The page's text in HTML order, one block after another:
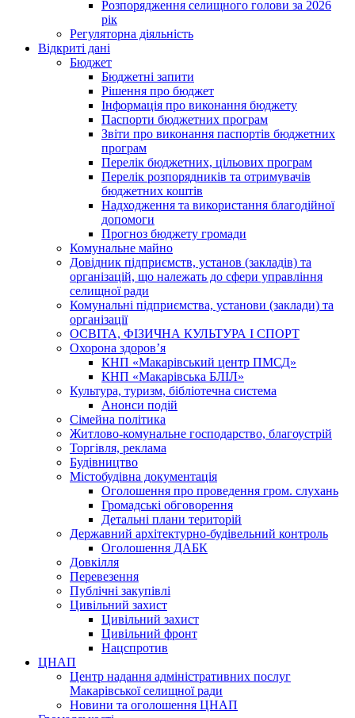
Розпорядження селищного голови за 2026
рік
Регуляторна діяльність
Відкриті дані
Бюджет
Бюджетні запити
Рішення про бюджет
Інформація про виконання бюджету
Паспорти бюджетних програм
Звіти про виконання паспортів бюджетних
програм
Перелік бюджетних, цільових програм
Перелік розпорядників та отримувачів
бюджетних коштів
Надходження та використання благодійної
допомоги
Прогноз бюджету громади
Комунальне майно
Довідник підприємств, установ (закладів) та
організацій, що належать до сфери управління
селищної ради
Комунальні підприємства, установи (заклади) та
організації
ОСВІТА, ФІЗИЧНА КУЛЬТУРА І СПОРТ
Охорона здоров’я
КНП «Макарівський центр ПМСД»
КНП «Макарівська БЛІЛ»
Культура, туризм, бібліотечна система
Анонси подій
Сімейна політика
Житлово-комунальне господарство, благоустрій
Торгівля, реклама
Будівництво
Містобудівна документація
Оголошення про проведення гром. слухань
Громадські обговорення
Детальні плани територій
Державний архітектурно-будівельний контроль
Оголошення ДАБК
Довкілля
Перевезення
Публічні закупівлі
Цивільний захист
Цивільний захист
Цивільний фронт
Нацспротив
ЦНАП
Центр надання адміністративних послуг
Макарівської селищної ради
Новини та оголошення ЦНАП